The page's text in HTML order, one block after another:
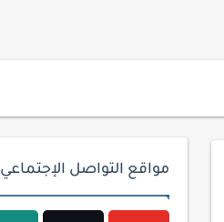
مواقع التواصل الإجتماعي